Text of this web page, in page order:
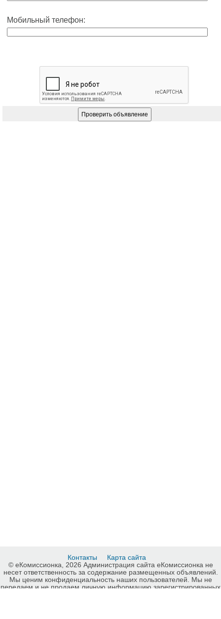
Мобильный телефон:
Контакты
Карта сайта
© еКомиссионка, 2026 Администрация сайта еКомиссионка не
несет ответственность за содержание размещенных объявлений.
Мы ценим конфиденциальность наших пользователей. Мы не
передаем и не продаем личную информацию зарегистрированных